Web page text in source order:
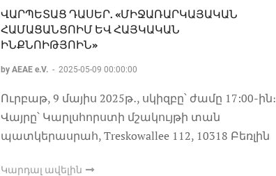
ՎԱՐՊԵՏԱՑ ԴԱՍԵՐ. «ՄԻՋԱՌԱՐԿԱՅԱԿԱՆ
ՀԱՄԱՑԱՆՑՈԻՄ ԵՎ ՀԱՅԿԱԿԱՆ
ԻՆՔՆՈԻԹՅՈԻՆ»
by AEAE e.V. - 2025-05-09 00:00:00
Ուրբաթ, 9 մայիս 2025թ․, սկիզբը՝ ժամը 17:00-ին։
Վայրը՝ Կարլսհորստի մշակույթի տան
պատկերասրահ, Treskowallee 112, 10318 Բեռլին
Կարդալ ավելին